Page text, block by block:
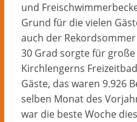
im
Kreis
Herford
und
Grund für die vielen
auch der
30 Grad sorgte für
Kirchlengerns
Gäste, das waren 9.926
selben Monat des
war die beste Woche